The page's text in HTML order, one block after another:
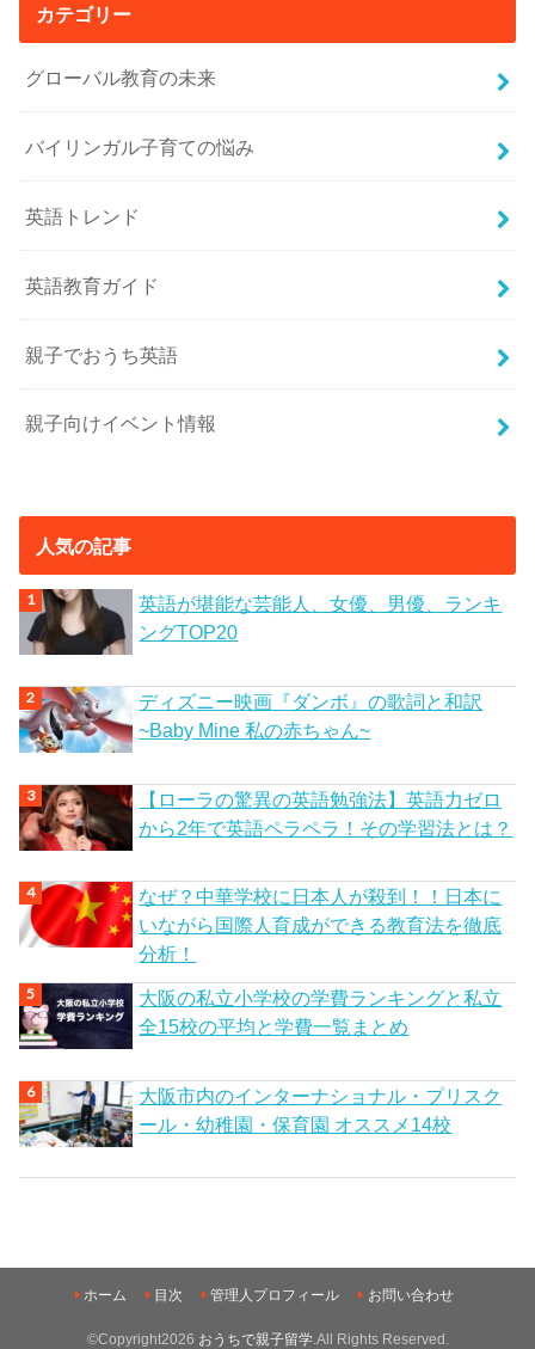
カテゴリー
グローバル教育の未来
バイリンガル子育ての悩み
英語トレンド
英語教育ガイド
親子でおうち英語
親子向けイベント情報
人気の記事
英語が堪能な芸能人、女優、男優、ランキ
ングTOP20
ディズニー映画『ダンボ』の歌詞と和訳
~Baby Mine 私の赤ちゃん~
【ローラの驚異の英語勉強法】英語力ゼロ
から2年で英語ペラペラ！その学習法とは？
なぜ？中華学校に日本人が殺到！！日本に
いながら国際人育成ができる教育法を徹底
分析！
大阪の私立小学校の学費ランキングと私立
全15校の平均と学費一覧まとめ
大阪市内のインターナショナル・プリスク
ール・幼稚園・保育園 オススメ14校
ホーム 目次 管理人プロフィール お問い合わせ
©Copyright2026 おうちで親子留学.All Rights Reserved.